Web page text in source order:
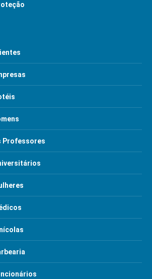
Professores